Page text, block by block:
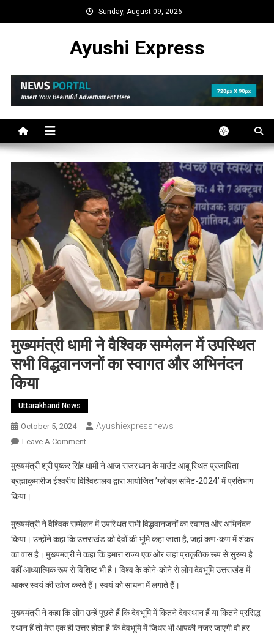
to
Sunday, August 09, 2026
Ayushi Express
मुख्यमंत्री धामी ने वैश्विक सम्मेलन में उपस्थित
सभी विद्धवानजनों का स्वागत और अभिनंदन
किया
Uttarakhand News
October 5, 2024 Ayushiexpressnews
Leave A CommentOn
धामी
ने
में
उपस्थित
सभी
विद्धवानजनों
का
और
अभिनंदन
मुख्यमंत्री श्री पुष्कर सिंह धामी ने आज राजस्थान के माउंट आबू स्थित प्रजापिता
ब्रह्माकुमारीज ईश्वरीय विश्विद्यालय द्वारा आयोजित ’ग्लोबल समिट-2024’ में प्रतिभाग
किया।
मुख्यमंत्री ने वैश्विक सम्मेलन में उपस्थित सभी विद्धवानजनों का स्वागत और अभिनंदन
किया। उन्होंने कहा कि उत्तराखंड को देवों की भूमि कहा जाता है, जहां कण-कण में शंकर
का वास है। मुख्यमंत्री ने कहा कि हमारा राज्य एक ओर जहां प्राकृतिक रूप से सुरम्य है
वहीं आध्यात्मिक रूप से विशिष्ट भी है। विश्व के कोने-कोने से लोग देवभूमि उत्तराखंड में
आकर स्वयं की खोज करते हैं। स्वयं को साधना में लगाते हैं।
मुख्यमंत्री ने कहा कि लोग उन्हें पूछते हैं कि देवभूमि में कितने देवस्थान हैं या कितने प्रसिद्ध
स्थान हैं तो मेरा एक ही उत्तर होता है कि देवभूमि में जिधर भी आपकी नजर जाएगी वो हर